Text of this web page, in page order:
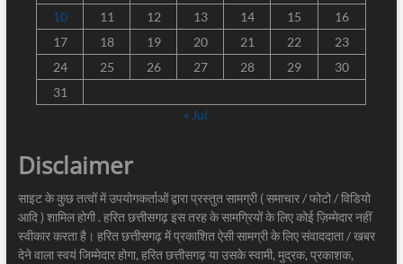
10
11 12 13 14 15
16
17
18 19 20 21 22
23
24
25 26 27 28 29
30
31
« Jul
Disclaimer
साइट के कुछ तत्वों में उपयोगकर्ताओं द्वारा प्रस्तुत सामग्री ( समाचार / फोटो / विडियो
आदि ) शामिल होगी . हरित छत्तीसगढ़ इस तरह के सामग्रियों के लिए कोई ज़िम्मेदार नहीं
स्वीकार करता है। हरित छत्तीसगढ़ में प्रकाशित ऐसी सामग्री के लिए संवाददाता / खबर
देने वाला स्वयं जिम्मेदार होगा, हरित छत्तीसगढ़ या उसके स्वामी, मुद्रक, प्रकाशक,